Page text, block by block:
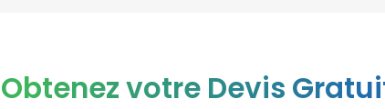
Obtenez votre Devis